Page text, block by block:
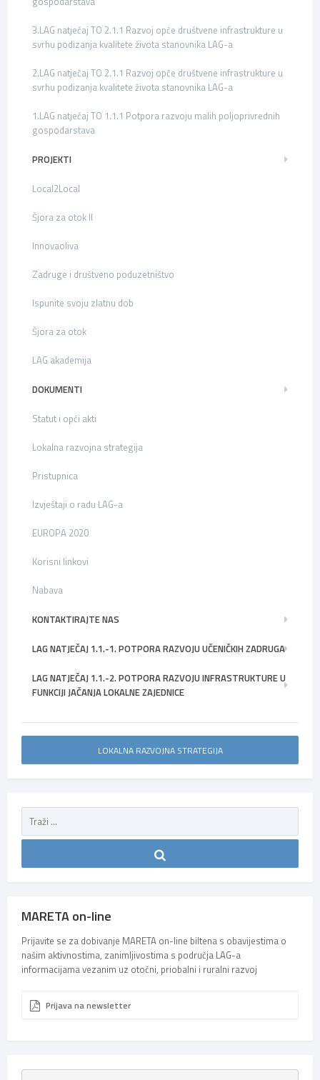
3.LAG natječaj TO 2.1.1 Razvoj opće društvene infrastrukture u
svrhu podizanja kvalitete života stanovnika LAG-a
2.LAG natječaj TO 2.1.1 Razvoj opće društvene infrastrukture u
svrhu podizanja kvalitete života stanovnika LAG-a
1.LAG natječaj TO 1.1.1 Potpora razvoju malih poljoprivrednih
gospodarstava
PROJEKTI
Local2Local
Šjora za otok II
Innovaoliva
Zadruge i društveno poduzetništvo
Ispunite svoju zlatnu dob
Šjora za otok
LAG akademija
DOKUMENTI
Statut i opći akti
Lokalna razvojna strategija
Pristupnica
Izvještaji o radu LAG-a
EUROPA 2020
Korisni linkovi
Nabava
KONTAKTIRAJTE NAS
LAG NATJEČAJ 1.1.-1. POTPORA RAZVOJU UČENIČKIH ZADRUGA
LAG NATJEČAJ 1.1.-2. POTPORA RAZVOJU INFRASTRUKTURE U
FUNKCIJI JAČANJA LOKALNE ZAJEDNICE
LOKALNA RAZVOJNA STRATEGIJA
MARETA on-line
Prijavite se za dobivanje MARETA on-line biltena s obavijestima o
našim aktivnostima, zanimljivostima s područja LAG-a
informacijama vezanim uz otočni, priobalni i ruralni razvoj
Prijava na newsletter